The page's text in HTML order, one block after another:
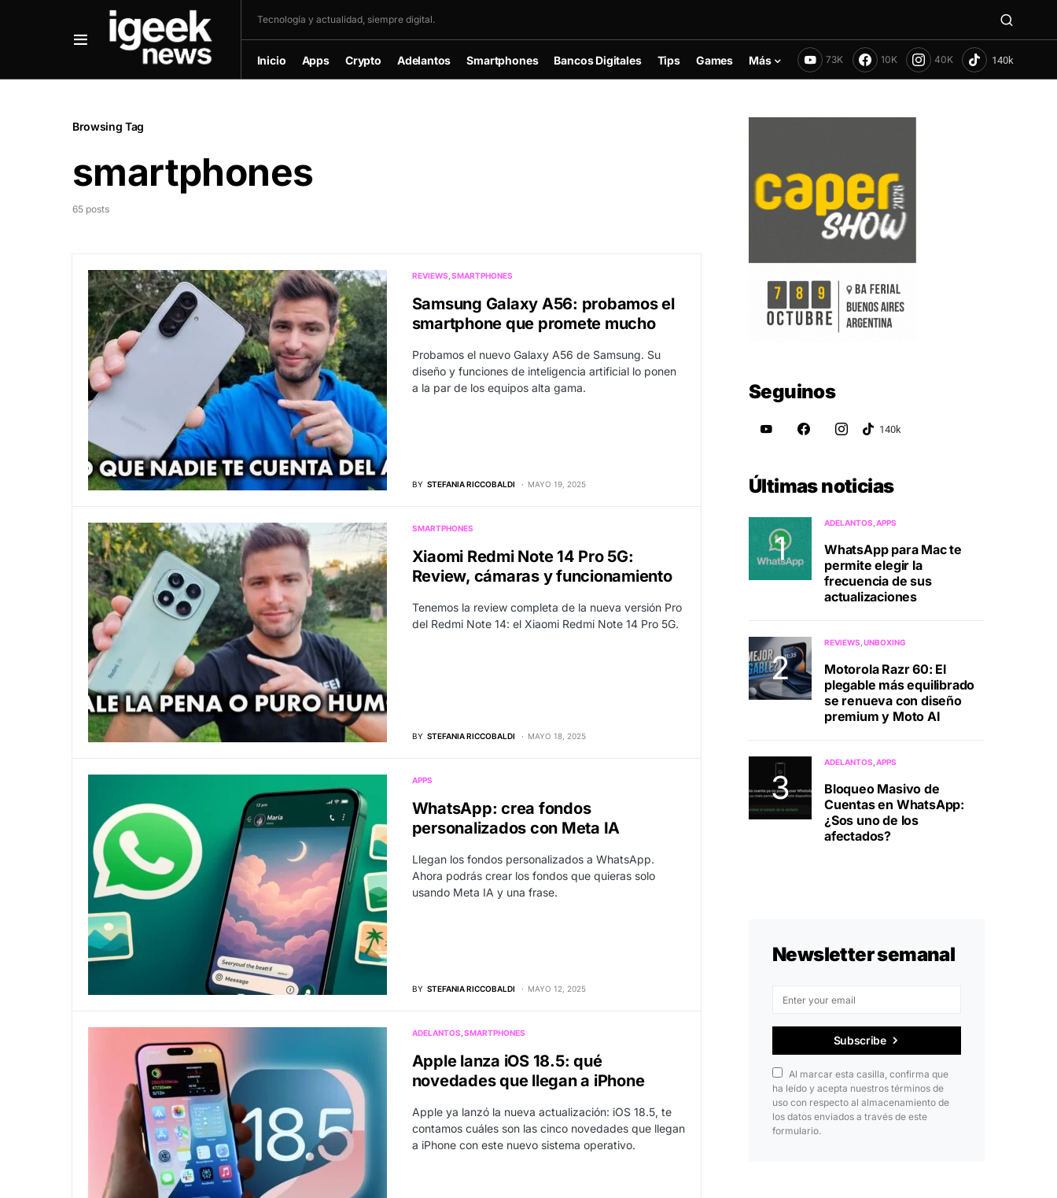
Tecnología y actualidad, siempre digital.
Inicio Apps Crypto Adelantos Smartphones Bancos Digitales Tips Games Más 73K 10K 40K
Browsing Tag
smartphones
65 posts
REVIEWS SMARTPHONES
Samsung Galaxy A56: probamos el
smartphone que promete mucho
Probamos el nuevo Galaxy A56 de Samsung. Su
diseño y funciones de inteligencia artificial lo ponen
a la par de los equipos alta gama.
BY STEFANIA RICCOBALDI MAYO 19, 2025
SMARTPHONES
Xiaomi Redmi Note 14 Pro 5G:
Review, cámaras y funcionamiento
Tenemos la review completa de la nueva versión Pro
del Redmi Note 14: el Xiaomi Redmi Note 14 Pro 5G.
BY STEFANIA RICCOBALDI MAYO 18, 2025
APPS
WhatsApp: crea fondos
personalizados con Meta IA
Llegan los fondos personalizados a WhatsApp.
Ahora podrás crear los fondos que quieras solo
usando Meta IA y una frase.
BY STEFANIA RICCOBALDI MAYO 12, 2025
ADELANTOS SMARTPHONES
Apple lanza iOS 18.5: qué
novedades que llegan a iPhone
Apple ya lanzó la nueva actualización: iOS 18.5, te
contamos cuáles son las cinco novedades que llegan
a iPhone con este nuevo sistema operativo.
Seguinos
Últimas noticias
ADELANTOS APPS
WhatsApp para Mac te
permite elegir la
frecuencia de sus
actualizaciones
REVIEWS UNBOXING
Motorola Razr 60: El
plegable más equilibrado
se renueva con diseño
premium y Moto AI
ADELANTOS APPS
Bloqueo Masivo de
Cuentas en WhatsApp:
¿Sos uno de los
afectados?
Newsletter semanal
Subscribe
Al marcar esta casilla, confirma que
ha leído y acepta nuestros términos de
uso con respecto al almacenamiento de
los datos enviados a través de este
formulario.